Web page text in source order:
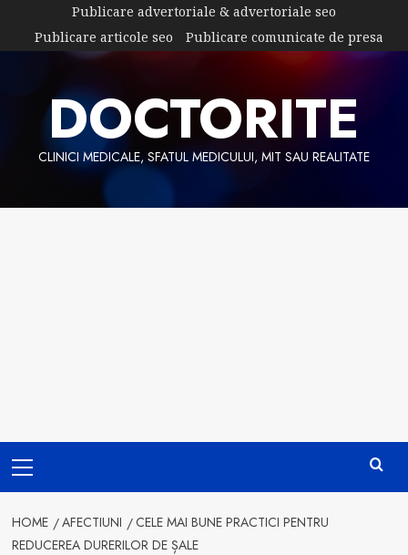
content
Publicare advertoriale & advertoriale seo
Publicare articole seo
Publicare comunicate de presa
DOCTORITE
CLINICI MEDICALE, SFATUL MEDICULUI, MIT SAU REALITATE
Menu
HOME AFECTIUNI
CELE MAI BUNE PRACTICI PENTRU
REDUCEREA DURERILOR DE ȘALE